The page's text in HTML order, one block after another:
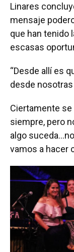
Linares
mensaje
que han tenido
escasas
“Desde allí es
desde
Ciertamente
siempre, pero
algo
vamos a hacer